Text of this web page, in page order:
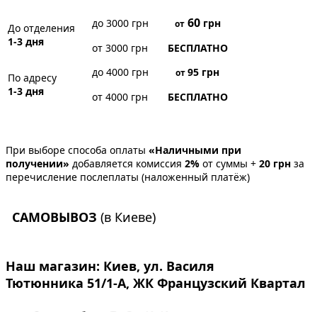
До отделения
1-3 дня
до 3000 грн от60грн
от 3000 грн
БЕСПЛАТНО
По адресу
1-3 дня
до 4000 грн от95 грн
от 4000 грн
БЕСПЛАТНО
При выборе способа оплаты «Наличными при
получении» добавляется комиссия 2% от суммы + 20 грн за
перечисление послеплаты (наложенный платёж)
САМОВЫВОЗ (в Киеве)
Наш магазин: Киев, ул. Василя
Тютюнника 51/1-А, ЖК Французский Квартал